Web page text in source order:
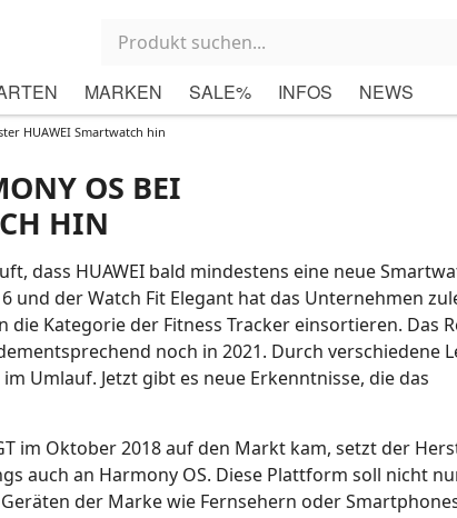
MARKEN SALE% INFOS NEWS
HUAWEI Smartwatch hin
OS BEI
HIN
dass HUAWEI bald mindestens eine neue
und der Watch Fit Elegant hat das Unternehmen
die Kategorie der Fitness Tracker einsortieren. Das
noch in 2021. Durch verschiedene
Umlauf. Jetzt gibt es neue Erkenntnisse, die das
im Oktober 2018 auf den Markt kam, setzt der
auch an Harmony OS. Diese Plattform soll nicht
der Marke wie Fernsehern oder